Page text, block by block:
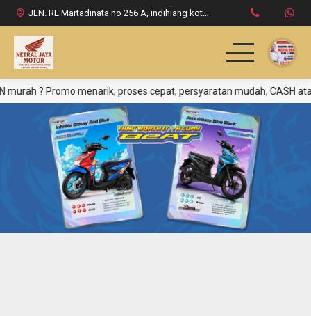
JLN. RE Martadinata no 256 A, indihiang kota tasikmalaya
HOME
PRODUK HONDA
DAFTAR HARGA
INFO & PROMO
LOKASI DEALER
? Promo menarik, proses cepat, persyaratan mudah, CASH atau